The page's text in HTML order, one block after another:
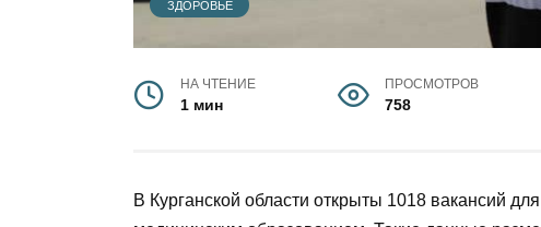
ЗДОРОВЬЕ
НА ЧТЕНИЕ
1 мин
ПРОСМОТРОВ
758
В Курганской области открыты 1018 вакансий